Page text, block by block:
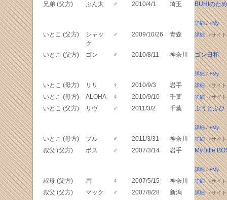
兄弟 (父方) ぶん太 ♂ 2010/4/1 埼玉 BUHIのた
詳細/+My
いとこ (父方)
シャッ
ク
♂ 2009/10/26 青森 詳細（サイト
いとこ (父方) ゴン ♂ 2010/8/11 神奈川 ゴン日和
詳細/+My
いとこ (母方) リリ ♀ 2010/9/3 岩手 詳細（サイト
いとこ (母方) ALOHA ♀ 2010/9/10 千葉 詳細（サイト
いとこ (父方) リヴ ♂ 2011/3/2 千葉 ぷうとぶひ
詳細/+My
いとこ (母方) プル ♂ 2011/3/31 神奈川 詳細（サイト
叔父 (父方) ボス ♂ 2007/3/14 岩手 My little
詳細/+My
叔母 (父方) 眉 ♀ 2007/5/15 神奈川 詳細（サイト
叔父 (父方) マック ♂ 2007/8/28 新潟 詳細（サイト